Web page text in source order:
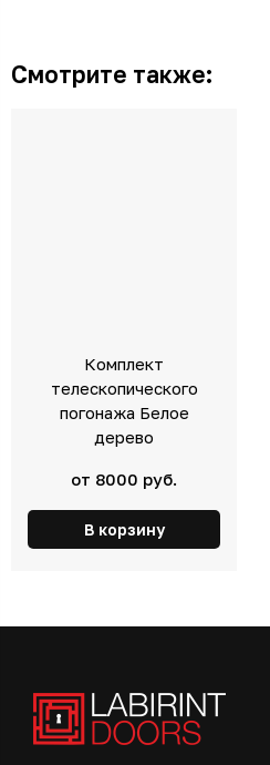
Смотрите также:
Комплект
телескопического
погонажа Белое
дерево
от 8000 руб.
В корзину